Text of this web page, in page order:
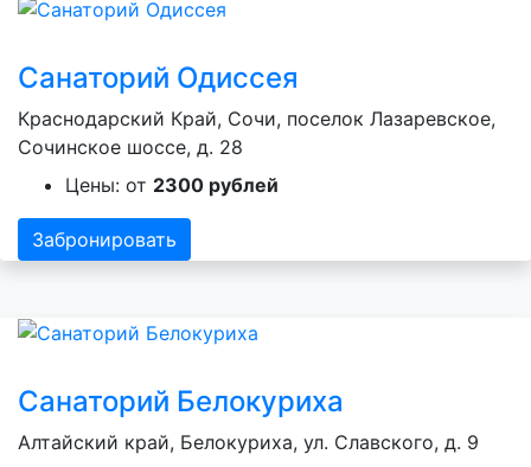
Санаторий Одиссея
Краснодарский Край, Сочи, поселок Лазаревское,
Сочинское шоссе, д. 28
Цены: от 2300 рублей
Забронировать
Санаторий Белокуриха
Алтайский край, Белокуриха, ул. Славского, д. 9